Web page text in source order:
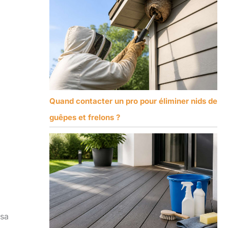
Quand contacter un pro pour éliminer nids de
guêpes et frelons ?